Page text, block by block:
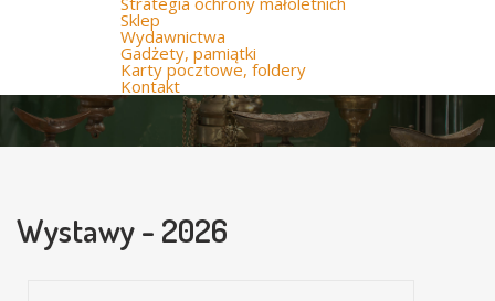
Sklep
Wydawnictwa
Gadżety, pamiątki
Karty pocztowe, foldery
Kontakt
Wystawy - 2026